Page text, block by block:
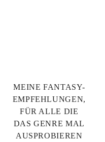
MEINE FANTASY-
EMPFEHLUNGEN,
FÜR ALLE DIE
DAS GENRE MAL
AUSPROBIEREN